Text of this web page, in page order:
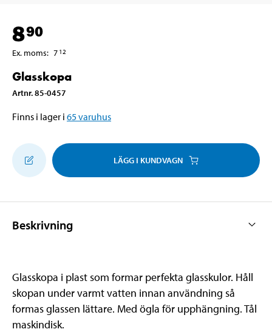
890
Ex. moms: 7 12
Glasskopa
Artnr.85-0457
Finns i lager i 65varuhus
LÄGG I KUNDVAGN
Beskrivning
Glasskopa i plast som formar perfekta glasskulor. Håll
skopan under varmt vatten innan användning så
formas glassen lättare. Med ögla för upphängning. Tål
maskindisk.